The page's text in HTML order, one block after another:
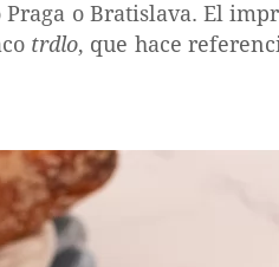
Praga o Bratislava. El
trdlo, que hace